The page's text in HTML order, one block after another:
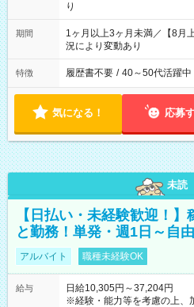
り
期間
1ヶ月以上3ヶ月未満／【8月
況により変動あり
特徴 履歴書不要 / 40～50代活躍中
気になる！ 応募
未読
【日払い・未経験歓迎！
と勤務！単発・週1日～自
アルバイト 職種未経験OK
給与
日給10,305円～37,204円
※経験・能力等を考慮の上、加給